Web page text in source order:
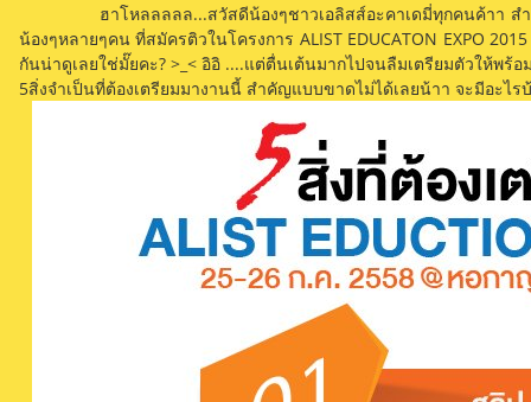
ฮาโหลลลลล...สวัสดีน้องๆชาวเอลิสส์อะคาเดมี่ทุกคนค้าา สำห
น้องๆหลายๆคน ที่สมัครติวในโครงการ ALIST EDUCATON EXPO
กันน่าดูเลยใช่มั๊ยคะ? >_< อิอิ ....แต่ตื่นเต้นมากไปจนลืมเตรียมตัวให้พร้
5สิ่งจำเป็นที่ต้องเตรียมมางานนี้ สำคัญแบบขาดไม่ได้เลยน้าา จะมีอะไร